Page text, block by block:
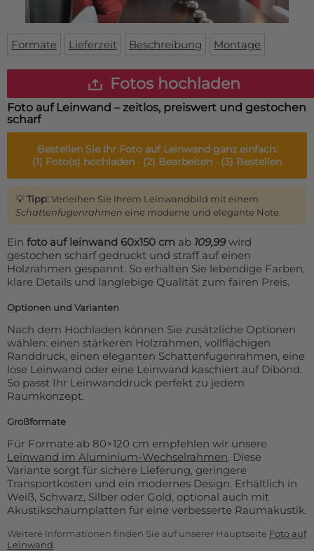
Bodenmatte
Custom skateboard deck
Login
WhatsApp
Formate Lieferzeit Beschreibung Montage
Fotos hochladen
Foto auf Leinwand – zeitlos, preiswert und gestochen
scharf
Bestellen Sie Ihr Foto auf Leinwandganz einfach:
(1) Foto(s) hochladen · (2) Bearbeiten · (3) Bestellen
💡Tipp:Verleihen Sie Ihrem Leinwandbild mit einem
Schattenfugenrahmen eine moderne und elegante Note.
Ein foto auf leinwand 60x150 cm ab 109,99wird
gestochen scharf gedruckt und straff auf einen
Holzrahmen gespannt. So erhalten Sie lebendige Farben,
klare Details und langlebige Qualität zum fairen Preis.
Optionen und Varianten
Nach dem Hochladen können Sie zusätzliche Optionen
wählen: einen stärkeren Holzrahmen, vollflächigen
Randdruck, einen eleganten Schattenfugenrahmen, eine
lose Leinwand oder eine Leinwand kaschiert auf Dibond.
So passt Ihr Leinwanddruck perfekt zu jedem
Raumkonzept.
Großformate
Für Formate ab 80×120 cm empfehlen wir unsere
Leinwand im Aluminium-Wechselrahmen. Diese
Variante sorgt für sichere Lieferung, geringere
Transportkosten und ein modernes Design. Erhältlich in
Weiß, Schwarz, Silber oder Gold, optional auch mit
Akustikschaumplatten für eine verbesserte Raumakustik.
Weitere Informationen finden Sie auf unserer Hauptseite Foto auf
Leinwand